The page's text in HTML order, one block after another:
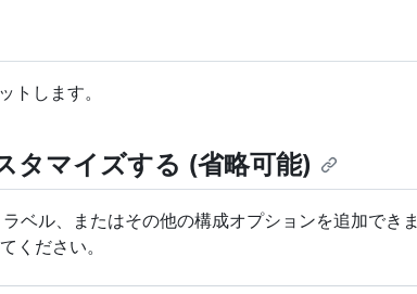
トします。
タマイズする (省略可能)
ベル、またはその他の構成オプションを追加できま
ください。